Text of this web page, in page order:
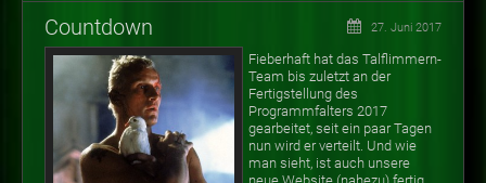
Countdown 27. Juni 2017
Fieberhaft hat das Talflimmern-
Team bis zuletzt an der
Fertigstellung des
Programmfalters 2017
gearbeitet, seit ein paar Tagen
nun wird er verteilt. Und wie
man sieht, ist auch unsere